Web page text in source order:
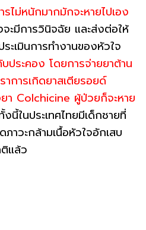
ไม่หนักมากมักจะหายไปเอง
ะมีการวินิจฉัย และส่งต่อให้
ะเมินการทำงานของหัวใจ
ประคอง โดยการจ่ายยาต้าน
การเกิดยาสเตียรอยด์
Colchicine ผู้ป่วยก็จะหาย
งนี้ในประเทศไทยมีเด็กชายที่
าวะกล้ามเนื้อหัวใจอักเสบ
แล้ว